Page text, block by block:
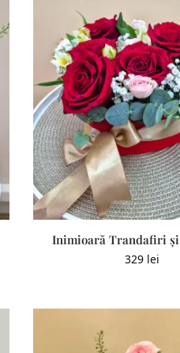
Inimioară Trandafiri
329 lei